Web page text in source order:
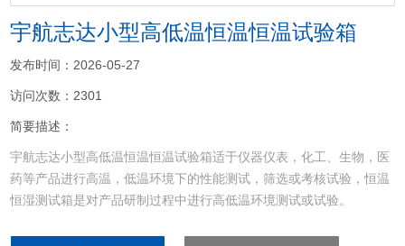
宇航志达小型高低温恒温恒温试验箱
发布时间：2026-05-27
访问次数：2301
简要描述：
宇航志达小型高低温恒温恒温试验箱适于仪器仪表，化工、生物，医
药等产品进行高温，低温环境下的性能测试，筛选或考核试验，恒温
恒湿测试箱是对产品研制过程中进行高低温环境测试或试验。